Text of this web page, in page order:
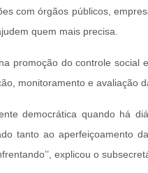
com órgãos públicos,
quem mais precisa.
promoção do controle
monitoramento e avaliação
democrática quando há
tanto ao aperfeiçoamento
explicou o